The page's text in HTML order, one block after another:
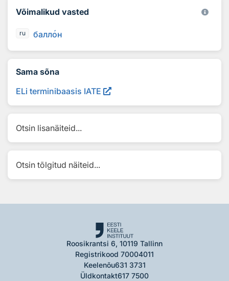
Võimalikud vasted
ru баллон
Sama sõna
ELi terminibaasis IATE
Otsin lisanäiteid...
Otsin tõlgitud näiteid...
Roosikrantsi 6, 10119 Tallinn
Registrikood 70004011
Keelenõu631 3731
Üldkontakt617 7500